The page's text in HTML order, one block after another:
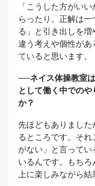
「こうした方がい
らったり。正解は
る」と引き出しを
違う考えや個性があ
ていると思います。
──ネイス体操教室
として働く中での
か？
先ほどもありまし
るところです。そ
がない」と言って
いるんです。もち
上に楽しみながら